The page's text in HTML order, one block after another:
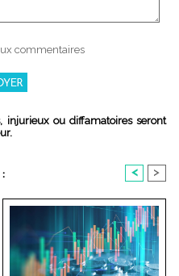
commentaires
injurieux ou diffamatoires seront
< >